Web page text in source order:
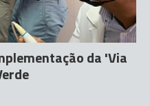
da 'Via